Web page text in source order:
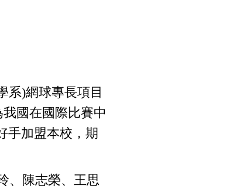
系)網球專長項目
國在國際比賽中
手加盟本校，期
、陳志榮、王思